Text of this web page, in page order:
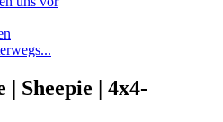
Sheepie | 4x4-